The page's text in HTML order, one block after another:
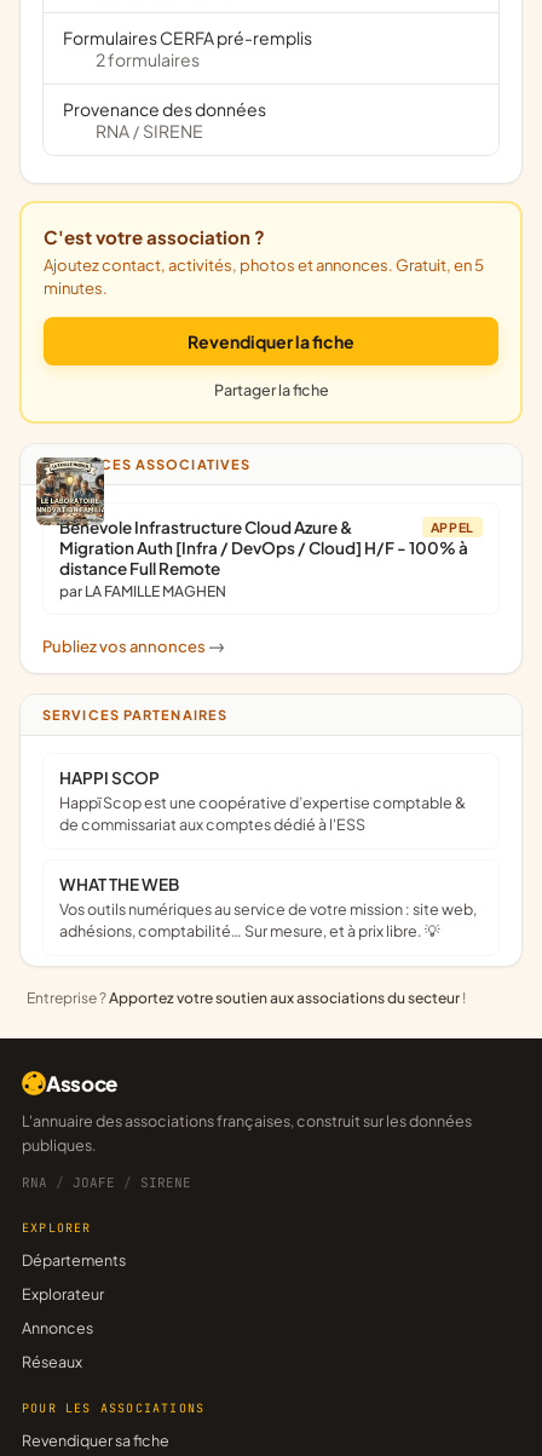
Formulaires CERFA pré-remplis
2 formulaires
Provenance des données
RNA / SIRENE
C'est votre association ?
Ajoutez contact, activités, photos et annonces. Gratuit, en 5
minutes.
Revendiquer la fiche
Partager la fiche
ANNONCES ASSOCIATIVES
APPEL
Bénévole Infrastructure Cloud Azure &
Migration Auth [Infra / DevOps / Cloud] H/F - 100% à
distance Full Remote
par LA FAMILLE MAGHEN
Publiez vos annonces ->
SERVICES PARTENAIRES
HAPPI SCOP
Happï Scop est une coopérative d’expertise comptable &
de commissariat aux comptes dédié à l'ESS
WHAT THE WEB
Vos outils numériques au service de votre mission : site web,
adhésions, comptabilité… Sur mesure, et à prix libre. 💡
Entreprise ?Apportez votre soutien aux associations du secteur !
Assoce
L'annuaire des associations françaises, construit sur les données
publiques.
RNA / JOAFE / SIRENE
EXPLORER
Départements
Explorateur
Annonces
Réseaux
POUR LES ASSOCIATIONS
Revendiquer sa fiche